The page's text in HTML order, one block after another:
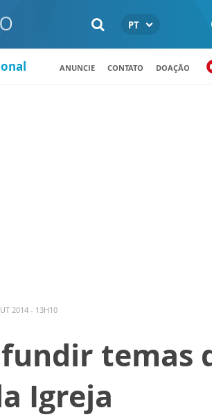
PT
ANUNCIE CONTATO DOAÇÃO
2014 - 13H10
temas
Igreja